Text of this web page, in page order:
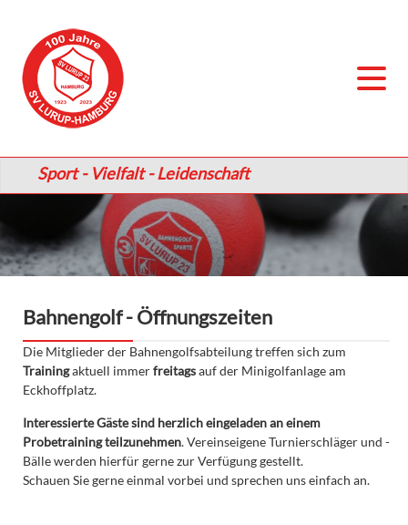
Sport - Vielfalt - Leidenschaft
Bahnengolf - Öffnungszeiten
Die Mitglieder der Bahnengolfsabteilung treffen sich zum
Trainingaktuell immerfreitagsauf der Minigolfanlage am
Eckhoffplatz.
Interessierte Gäste sind herzlich eingeladen an einem
Probetraining teilzunehmen. Vereinseigene Turnierschläger und -
Bälle werden hierfür gerne zur Verfügung gestellt.
Schauen Sie gerne einmal vorbei und sprechen uns einfach an.